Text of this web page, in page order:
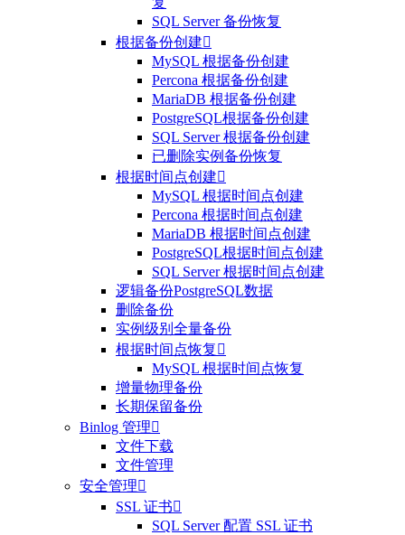
SQL Server 备份恢复
根据备份创建
MySQL 根据备份创建
Percona 根据备份创建
MariaDB 根据备份创建
PostgreSQL根据备份创建
SQL Server 根据备份创建
已删除实例备份恢复
根据时间点创建
MySQL 根据时间点创建
Percona 根据时间点创建
MariaDB 根据时间点创建
PostgreSQL根据时间点创建
SQL Server 根据时间点创建
逻辑备份PostgreSQL数据
删除备份
实例级别全量备份
根据时间点恢复 
MySQL 根据时间点恢复
增量物理备份
长期保留备份
Binlog 管理
文件下载
文件管理
安全管理
SSL 证书
SQL Server 配置 SSL 证书